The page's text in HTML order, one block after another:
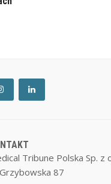
Tribune Polska Sp. z
87